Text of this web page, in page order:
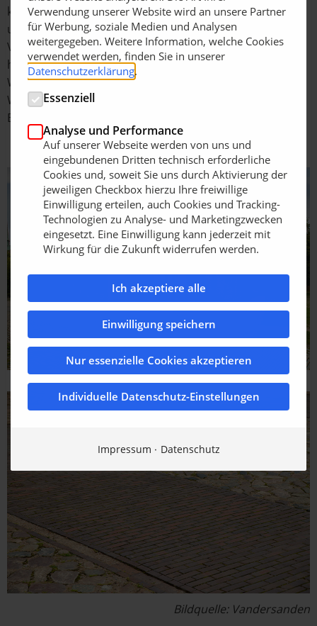
klösterlichen Lebens. „Pflasterklinker erlauben auf ein
und derselben Fläche die unterschiedlichsten
Variationen und ergeben am Ende trotzdem ein
harmonisches Gesamtbild“, schwärmt Sabine
Webersinke. „Allein deswegen handelt es sich für die
Wege des Doberaner Klostergeländes um das perfekte
Baumaterial.“
Bildquelle: Vandersanden
Verwendung unserer Website wird an unsere Partner
für Werbung, soziale Medien und Analysen
weitergegeben. Weitere Information, welche Cookies
verwendet werden, finden Sie in unserer
Datenschutzerklärung.
Essenziell
Analyse und Performance
Auf unserer Webseite werden von uns und
eingebundenen Dritten technisch erforderliche
Cookies und, soweit Sie uns durch Aktivierung der
jeweiligen Checkbox hierzu Ihre freiwillige
Einwilligung erteilen, auch Cookies und Tracking-
Technologien zu Analyse- und Marketingzwecken
eingesetzt. Eine Einwilligung kann jederzeit mit
Wirkung für die Zukunft widerrufen werden.
Ich akzeptiere alle
Einwilligung speichern
Nur essenzielle Cookies akzeptieren
Individuelle Datenschutz-Einstellungen
Impressum Datenschutz